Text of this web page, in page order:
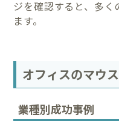
ジを確認すると、多く
ます。
オフィスのマウ
業種別成功事例